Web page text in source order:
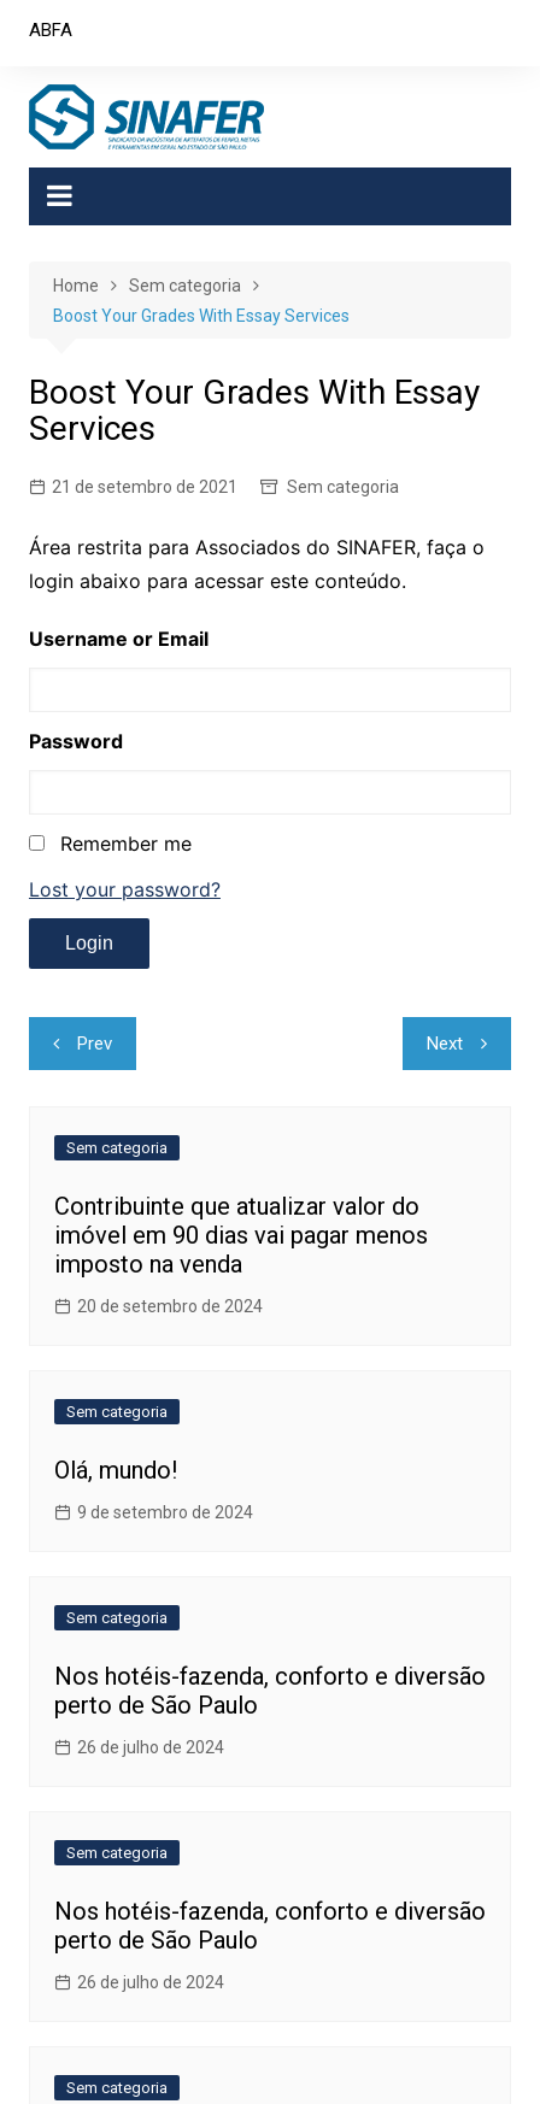
ABFA
Home
Sem categoria
Boost Your Grades With Essay Services
Boost Your Grades With Essay
Services
21 de setembro de 2021 Sem categoria
Área restrita para Associados do SINAFER, faça o
login abaixo para acessar este conteúdo.
Username or Email
Password
Remember me
Lost your password?
Navegação
de
Prev Next
Sem categoria
Contribuinte que atualizar valor do
imóvel em 90 dias vai pagar menos
imposto na venda
20 de setembro de 2024
Sem categoria
Olá, mundo!
9 de setembro de 2024
Sem categoria
Nos hotéis-fazenda, conforto e diversão
perto de São Paulo
26 de julho de 2024
Sem categoria
Nos hotéis-fazenda, conforto e diversão
perto de São Paulo
26 de julho de 2024
Sem categoria